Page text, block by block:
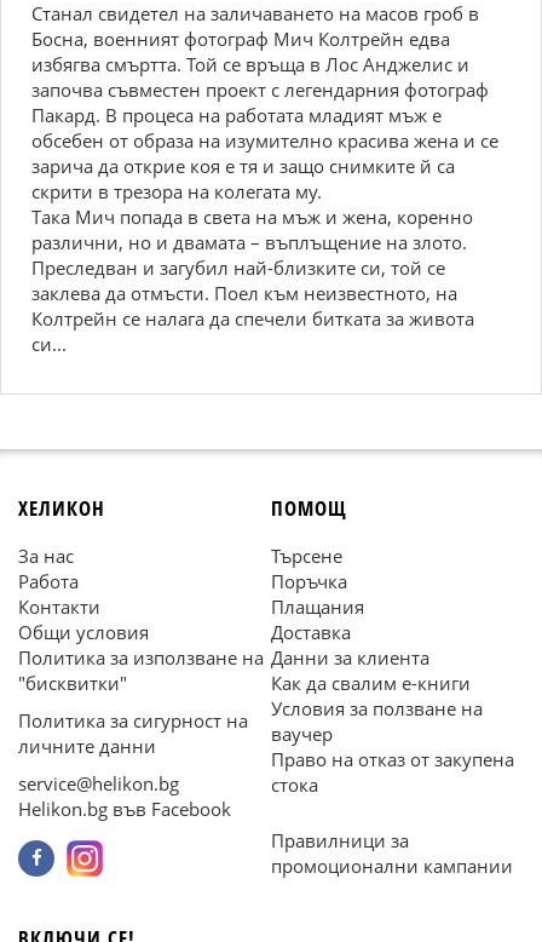
Станал свидетел на заличаването на масов гроб в
Босна, военният фотограф Мич Колтрейн едва
избягва смъртта. Той се връща в Лос Анджелис и
започва съвместен проект с легендарния фотограф
Пакард. В процеса на работата младият мъж е
обсебен от образа на изумително красива жена и се
зарича да открие коя е тя и защо снимките й са
скрити в трезора на колегата му.
Така Мич попада в света на мъж и жена, коренно
различни, но и двамата – въплъщение на злото.
Преследван и загубил най-близките си, той се
заклева да отмъсти. Поел към неизвестното, на
Колтрейн се налага да спечели битката за живота
си...
ХЕЛИКОН
За нас
Работа
Контакти
Общи условия
Политика за използване на
"бисквитки"
Политика за сигурност на
личните данни
service@helikon.bg
Helikon.bg във Facebook
ПОМОЩ
Търсене
Поръчка
Плащания
Доставка
Данни за клиента
Как да свалим е-книги
Условия за ползване на
ваучер
Право на отказ от закупена
стока
Правилници за
промоционални кампании